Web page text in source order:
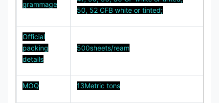
grammage
50, 52 CFB white or tinted;
Official
packing
details
500sheets/ream
MOQ 13Metric tons